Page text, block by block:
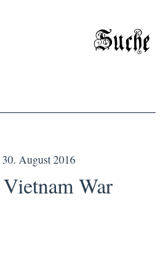
Suche
August 2016
War